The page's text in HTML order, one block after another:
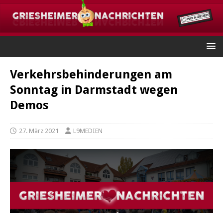
Verkehrsbehinderungen am
Sonntag in Darmstadt wegen
Demos
27. März 2021 L9MEDIEN